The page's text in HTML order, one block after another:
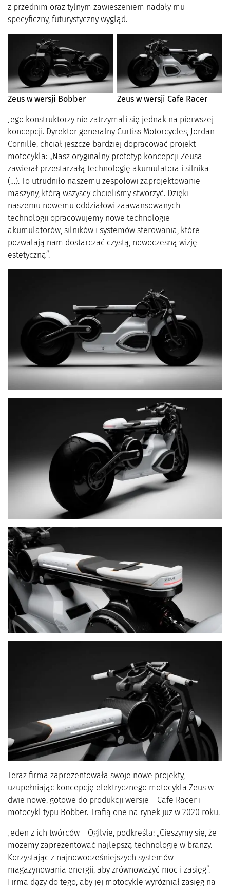
z przednim oraz tylnym zawieszeniem nadały mu
specyficzny, futurystyczny wygląd.
Zeus w wersji Bobber Zeus w wersji Cafe Racer
Jego konstruktorzy nie zatrzymali się jednak na pierwszej
koncepcji. Dyrektor generalny Curtiss Motorcycles, Jordan
Cornille, chciał jeszcze bardziej dopracować projekt
motocykla: „Nasz oryginalny prototyp koncepcji Zeusa
zawierał przestarzałą technologię akumulatora i silnika
(…). To utrudniło naszemu zespołowi zaprojektowanie
maszyny, którą wszyscy chcieliśmy stworzyć. Dzięki
naszemu nowemu oddziałowi zaawansowanych
technologii opracowujemy nowe technologie
akumulatorów, silników i systemów sterowania, które
pozwalają nam dostarczać czystą, nowoczesną wizję
estetyczną”.
Teraz firma zaprezentowała swoje nowe projekty,
uzupełniając koncepcję elektrycznego motocykla Zeus w
dwie nowe, gotowe do produkcji wersje – Cafe Racer i
motocykl typu Bobber. Trafią one na rynek już w 2020 roku.
Jeden z ich twórców – Ogilvie, podkreśla: „Cieszymy się, że
możemy zaprezentować najlepszą technologię w branży.
Korzystając z najnowocześniejszych systemów
magazynowania energii, aby zrównoważyć moc i zasięg”.
Firma dąży do tego, aby jej motocykle wyróżniał zasięg na